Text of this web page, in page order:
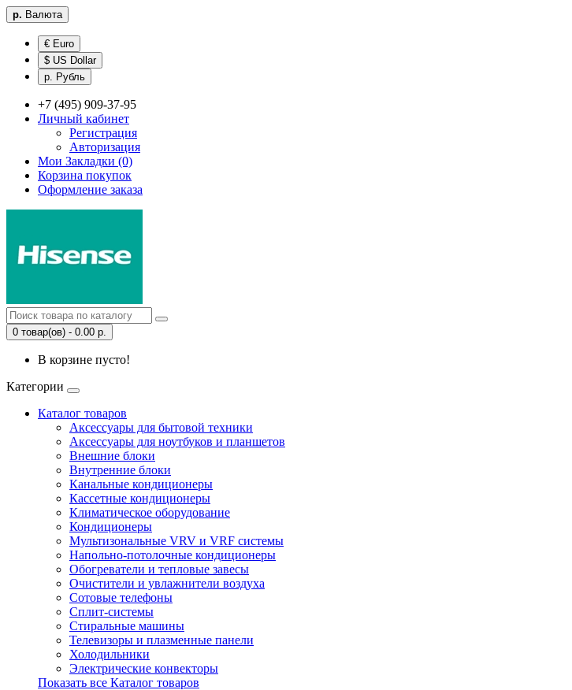
р. Валюта
€ Euro
$ US Dollar
р. Рубль
+7 (495) 909-37-95
Личный кабинет
Регистрация
Авторизация
Мои Закладки (0)
Корзина покупок
Оформление заказа
0 товар(ов) - 0.00 р.
В корзине пусто!
Категории
Каталог товаров
Аксессуары для бытовой техники
Аксессуары для ноутбуков и планшетов
Внешние блоки
Внутренние блоки
Канальные кондиционеры
Кассетные кондиционеры
Климатическое оборудование
Кондиционеры
Мультизональные VRV и VRF системы
Напольно-потолочные кондиционеры
Обогреватели и тепловые завесы
Очистители и увлажнители воздуха
Сотовые телефоны
Сплит-системы
Стиральные машины
Телевизоры и плазменные панели
Холодильники
Электрические конвекторы
Показать все Каталог товаров